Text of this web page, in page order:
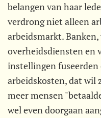
belangen van haar
verdrong niet alleen
arbeidsmarkt.
overheidsdiensten en
instellingen
arbeidskosten, dat wil
meer mensen
wel even doorgaan